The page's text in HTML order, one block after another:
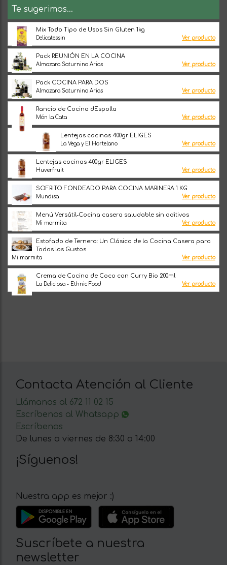
Te sugerimos...
Mix Todo Tipo de Usos Sin Gluten 1kg
Ver producto
Delicatessin
Pack REUNIÓN EN LA COCINA
Ver producto
Almazara Saturnino Arias
Pack COCINA PARA DOS
Ver producto
Almazara Saturnino Arias
Rancio de Cocina d'Espolla
Ver producto
Món la Cata
Lentejas cocinas 400gr ELIGES
Ver producto
La Vega y El Hortelano
Lentejas cocinas 400gr ELIGES
Ver producto
Huverfruit
SOFRITO FONDEADO PARA COCINA MARINERA 1 KG
Ver producto
Mundisa
Menú Versátil-Cocina casera saludable sin aditivos
Ver producto
Mi marmita
Estofado de Ternera: Un Clásico de la Cocina Casera para
Todos los Gustos
Ver producto
Mi marmita
Crema de Cocina de Coco con Curry Bio 200ml
Ver producto
La Deliciosa - Ethnic Food
Contacta Atención al Cliente
Llámanos al 672 11 02 15
Escríbenos al Whatsapp
Escríbenos
De lunes a viernes de 8:30 a 14:00
¡Síguenos!
Nuestra app es mejor :)
Suscríbete a nuestra
newsletter